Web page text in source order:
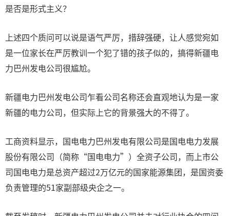
是否是形式主义？
上述四个质问可以说是语气严厉，措辞强硬，让人感觉宛如
是一位家长在严厉教训一个犯了错的孩子似的，搞得新疆电
力巴州发电公司很尴尬。
新疆电力巴州发电公司乍看公司名称还会直观地认为是一家
新疆的电力公司，但实际上它的背景强大的不得了。
工商资料显示，国电电力巴州发电有限公司是国电电力发展
股份有限公司（简称“国电电力”）全资子公司，而上市公
司国电电力是总资产超过2万亿元的国家能源集团，是国资委
负责管理的51家副部级央企之一。